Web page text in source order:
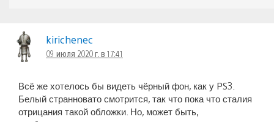
kirichenec
09 июля 2020 г. в 17:41
Всё же хотелось бы видеть чёрный фон, как у PS3.
Белый странновато смотрится, так что пока что сталия
отрицания такой обложки. Но, может быть,